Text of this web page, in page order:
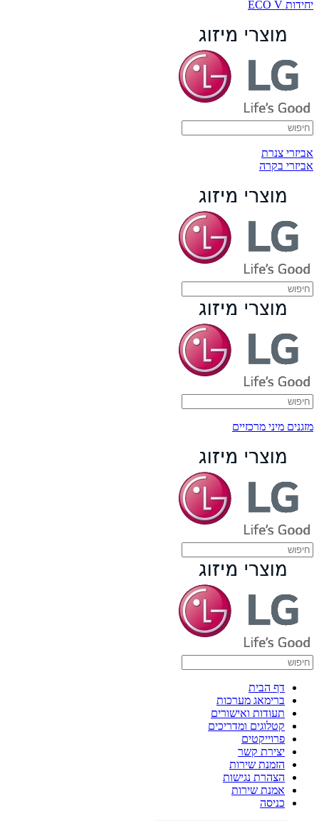
יחידות ECO V
אביזרי צנרת
אביזרי בקרה
מזגנים מיני מרכזיים
דף הבית
ברימאג מערכות
תעודות ואישורים
קטלוגים ומדריכים
פרוייקטים
יצירת קשר
הזמנת שירות
הצהרת נגישות
אמנת שירות
כניסה